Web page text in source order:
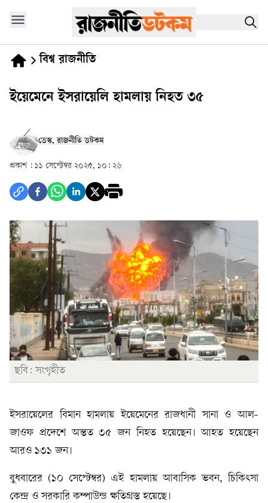
বিশ্ব রাজনীতি
ইয়েমেনে ইসরায়েলি হামলায় নিহত ৩৫
ডেস্ক, রাজনীতি ডটকম
প্রকাশ : ১১ সেপ্টেম্বর ২০২৫, ১০: ২৬
ছবি: সংগৃহীত
ইসরায়েলের বিমান হামলায় ইয়েমেনের রাজধানী সানা ও আল-
জাওফ প্রদেশে অন্তত ৩৫ জন নিহত হয়েছেন। আহত হয়েছেন
আরও ১৩১ জন।
বুধবারের (১০ সেপ্টেম্বর) এই হামলায় আবাসিক ভবন, চিকিৎসা
কেন্দ্র ও সরকারি কম্পাউন্ড ক্ষতিগ্রস্ত হয়েছে।